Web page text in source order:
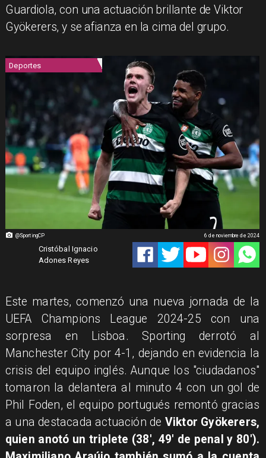
Guardiola, con una actuación brillante de Viktor
Gyökerers, y se afianza en la cima del grupo.
@SportingCP
Deportes
Cristóbal Ignacio
Adones Reyes
6 de noviembre de 2024
Este martes, comenzó una nueva jornada de la
UEFA Champions League 2024-25 con una
sorpresa en Lisboa. Sporting derrotó al
Manchester City por 4-1, dejando en evidencia la
crisis del equipo inglés. Aunque los "ciudadanos"
tomaron la delantera al minuto 4 con un gol de
Phil Foden, el equipo portugués remontó gracias
a una destacada actuación de Viktor Gyökerers,
quien anotó un triplete (38', 49' de penal y 80').